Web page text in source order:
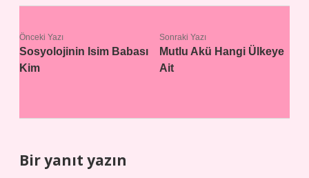
Önceki Yazı
Sosyolojinin Isim Babası
Kim
Sonraki Yazı
Mutlu Akü Hangi Ülkeye
Ait
Bir yanıt yazın